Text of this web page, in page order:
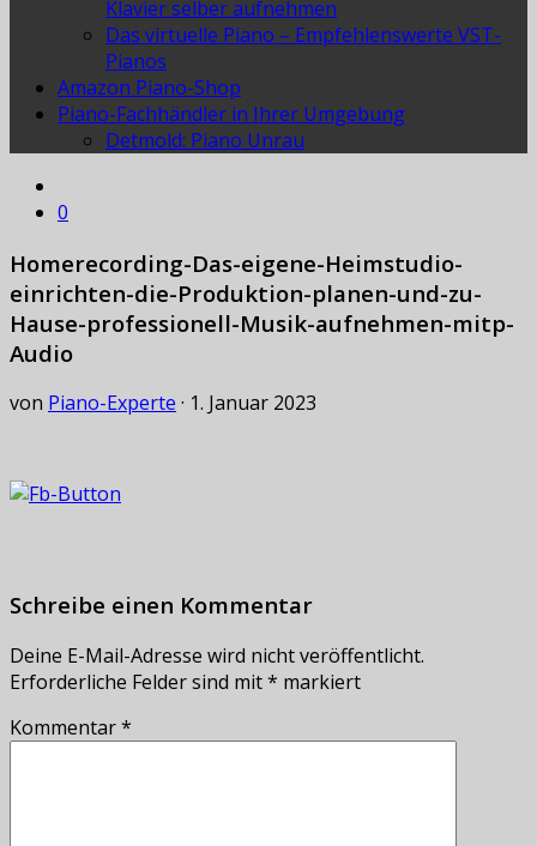
Klavier selber aufnehmen
Das virtuelle Piano – Empfehlenswerte VST-
Pianos
Amazon Piano-Shop
Piano-Fachhändler in Ihrer Umgebung
Detmold: Piano Unrau
0
Homerecording-Das-eigene-Heimstudio-
einrichten-die-Produktion-planen-und-zu-
Hause-professionell-Musik-aufnehmen-mitp-
Audio
von Piano-Experte · 1. Januar 2023
Schreibe einen Kommentar
Deine E-Mail-Adresse wird nicht veröffentlicht.
Erforderliche Felder sind mit* markiert
Kommentar*